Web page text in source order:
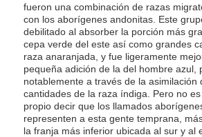
fueron una combinación de razas
con los aborígenes andonitas. Este
debilitado al absorber la porción más
cepa verde del este así como grandes
raza anaranjada, y fue ligeramente
pequeña adición de la del hombre azul,
notablemente a través de la asimilación
cantidades de la raza índiga. Pero no
propio decir que los llamados
representen a esta gente temprana,
la franja más inferior ubicada al sur y al